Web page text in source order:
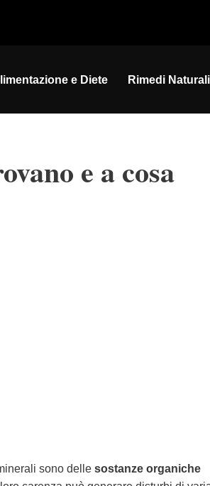
e Diete Rimedi Naturali
e a cosa
sono delle sostanze organiche